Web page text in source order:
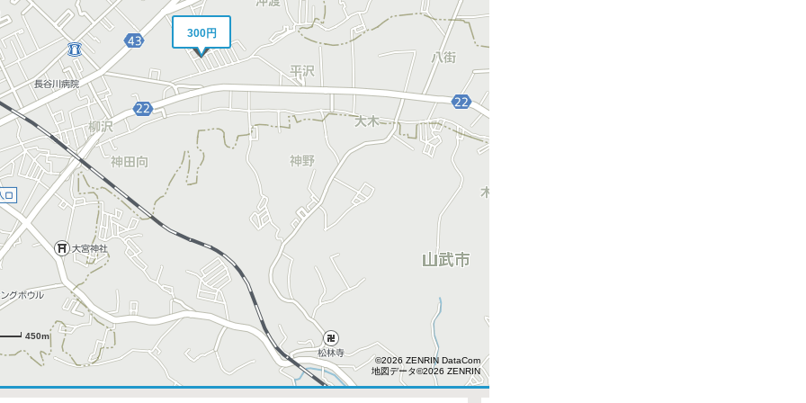
300円
450m
©2026 ZENRIN DataCom
地図データ©2026 ZENRIN